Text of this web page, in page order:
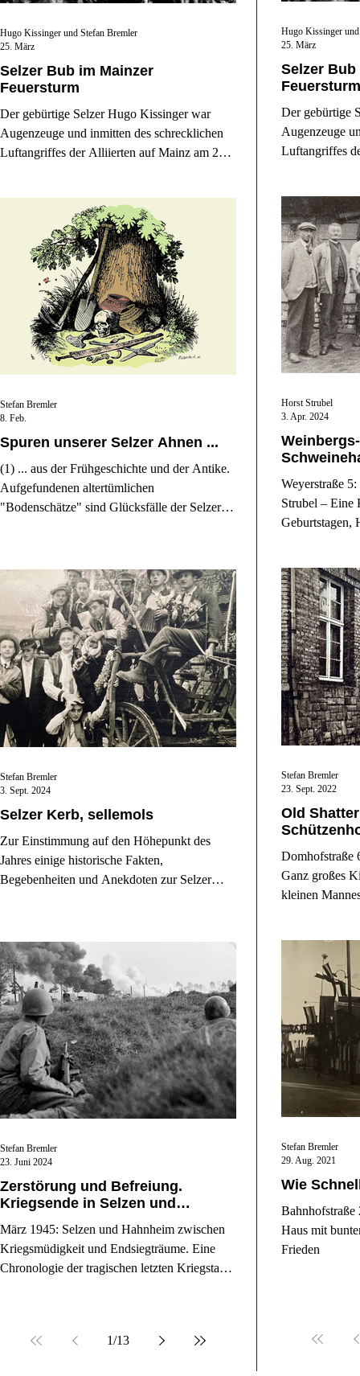
Selzer Bub im Mainzer
Feuersturm
Der gebürtige Selzer Hugo Kissinger war
Augenzeuge und inmitten des schrecklichen
Luftangriffes der Alliierten auf Mainz am 27.
Jugend in Hitlers letztem Aufgebot. (Selzer
Häuser erzählen: Gaustraße 27 und
Kaiserstraße 8)
Hugo Kissinger und Stefan Bremler
25. März
Spuren unserer Selzer Ahnen ...
(1) ... aus der Frühgeschichte und der Antike.
Aufgefundenen altertümlichen
"Bodenschätze" sind Glücksfälle der Selzer
Stefan Bremler
8. Feb.
Selzer Kerb, sellemols
Zur Einstimmung auf den Höhepunkt des
Jahres einige historische Fakten,
Begebenheiten und Anekdoten zur Selzer
Stefan Bremler
3. Sept. 2024
Zerstörung und Befreiung.
Kriegsende in Selzen und
März 1945: Selzen und Hahnheim zwischen
Kriegsmüdigkeit und Endsiegträume. Eine
Chronologie der tragischen letzten Kriegstage.
Stefan Bremler
23. Juni 2024
1/13
Selzer
Feuersturm
Der gebürtige
Augenzeuge
Luftangriffes
Jugend in
Häuser
Kaiserstraße 8)
Hugo Kissinger
25. März
Weyerstraße
Strubel – Eine
Geburtstagen,
Horst Strubel
3. Apr. 2024
Old
Domhofstraße
Ganz großes
kleinen
Stefan Bremler
23. Sept. 2022
Wie
Haus mit
Frieden
Stefan Bremler
29. Aug. 2021